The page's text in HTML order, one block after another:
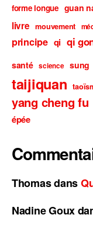
forme longue guan
livre mouvement
principe qi qi
santé science sung
taijiquan
yang cheng fu
épée
Thomasdans
Nadine Goux